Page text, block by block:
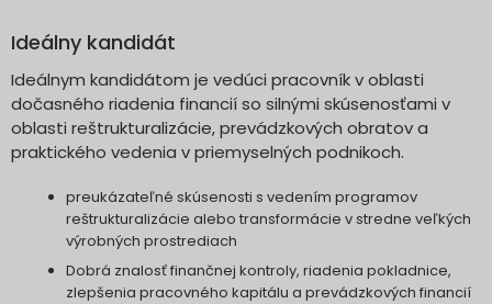
Ideálny kandidát
Ideálnym kandidátom je vedúci pracovník v oblasti
dočasného riadenia financií so silnými skúsenosťami v
oblasti reštrukturalizácie, prevádzkových obratov a
praktického vedenia v priemyselných podnikoch.
preukázateľné skúsenosti s vedením programov
reštrukturalizácie alebo transformácie v stredne veľkých
výrobných prostrediach
Dobrá znalosť finančnej kontroly, riadenia pokladnice,
zlepšenia pracovného kapitálu a prevádzkových financií